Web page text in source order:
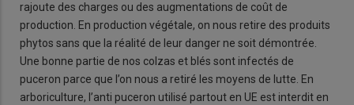
rajoute des charges ou des augmentations de coût de
production. En production végétale, on nous retire des produits
phytos sans que la réalité de leur danger ne soit démontrée.
Une bonne partie de nos colzas et blés sont infectés de
puceron parce que l’on nous a retiré les moyens de lutte. En
arboriculture, l’anti puceron utilisé partout en UE est interdit en